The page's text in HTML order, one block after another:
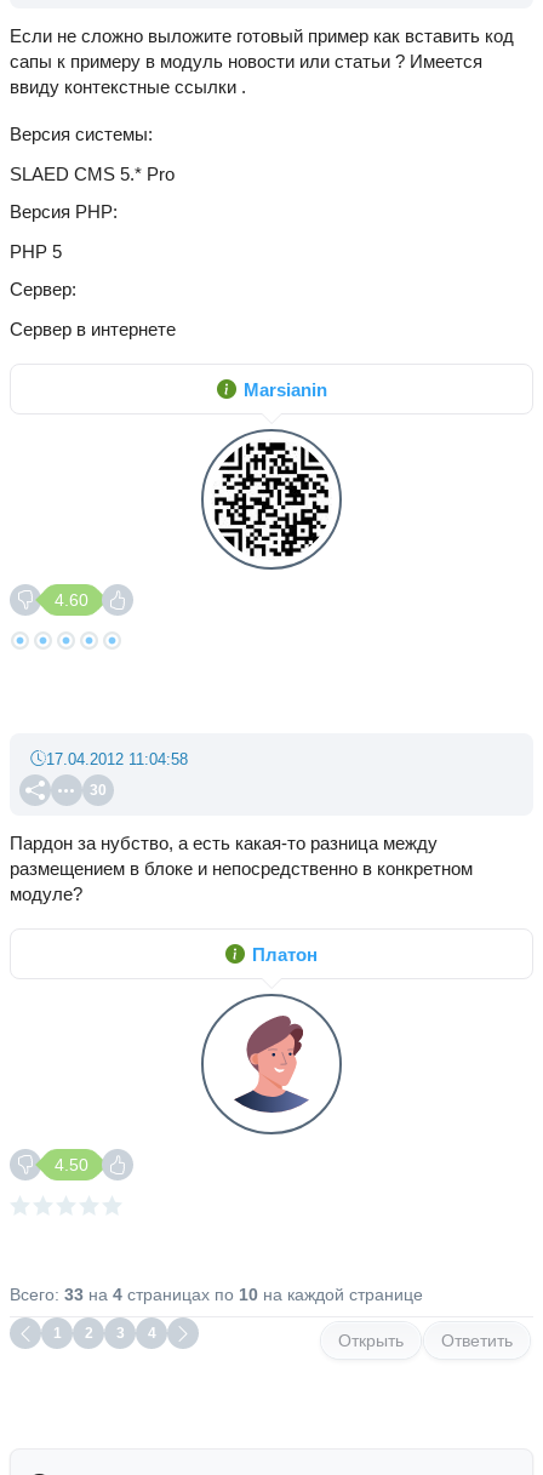
Если не сложно выложите готовый пример как вставить код
сапы к примеру в модуль новости или статьи ? Имеется
ввиду контекстные ссылки .
Версия системы
SLAED CMS 5.* Pro
Версия PHP
PHP 5
Сервер
Сервер в интернете
Marsianin
4.60
30
17.04.2012 11:04:58
Пардон за нубство, а есть какая-то разница между
размещением в блоке и непосредственно в конкретном
модуле?
Платон
4.50
Всего: 33 на 4 страницах по 10 на каждой странице
1 2 3 4 Открыть Ответить